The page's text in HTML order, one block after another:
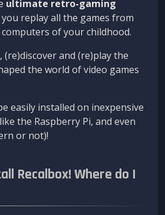
ultimate retro-gaming
replay all the games from
of your childhood.
, (re)discover and (re)play the
the world of video games
easily installed on inexpensive
the Raspberry Pi, and even
or not)!
Recalbox! Where do I